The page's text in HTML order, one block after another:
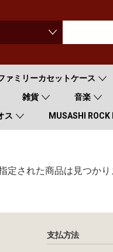
ァミリーカセットケース
雑貨 音楽
ス
MUSASHI ROCK
定された商品は見つかり
支払方法